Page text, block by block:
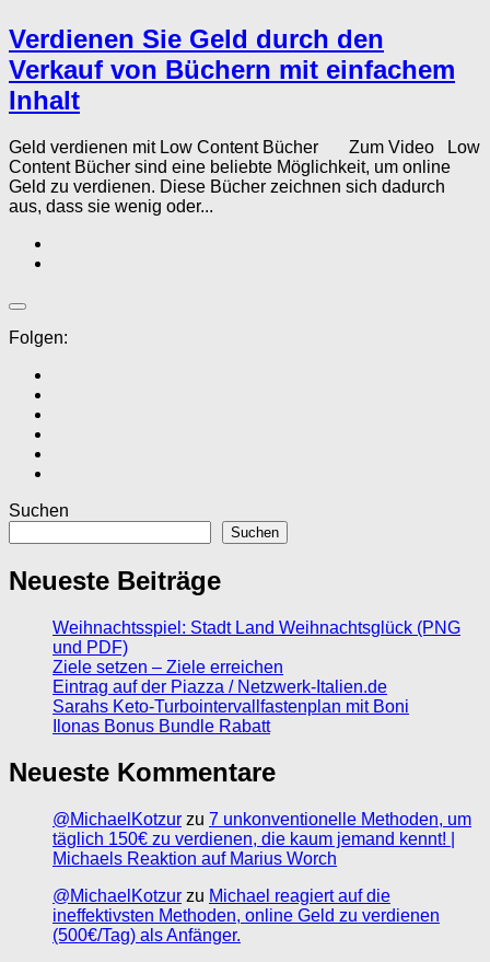
Verdienen Sie Geld durch den
Verkauf von Büchern mit einfachem
Inhalt
Geld verdienen mit Low Content Bücher Zum Video Low
Content Bücher sind eine beliebte Möglichkeit, um online
Geld zu verdienen. Diese Bücher zeichnen sich dadurch
aus, dass sie wenig oder...
Folgen:
Suchen
Suchen
Neueste Beiträge
Weihnachtsspiel: Stadt Land Weihnachtsglück (PNG
und PDF)
Ziele setzen – Ziele erreichen
Eintrag auf der Piazza / Netzwerk-Italien.de
Sarahs Keto-Turbointervallfastenplan mit Boni
Ilonas Bonus Bundle Rabatt
Neueste Kommentare
@MichaelKotzur zu 7 unkonventionelle Methoden, um
täglich 150€ zu verdienen, die kaum jemand kennt! |
Michaels Reaktion auf Marius Worch
@MichaelKotzur zu Michael reagiert auf die
ineffektivsten Methoden, online Geld zu verdienen
(500€/Tag) als Anfänger.